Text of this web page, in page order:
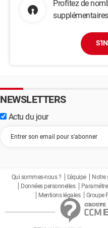
Profitez de
NEWSLETTERS
Actu du jour
Qui sommes-nous ? L'équipe Notre
Données personnelles
Mentions légales
Groupe